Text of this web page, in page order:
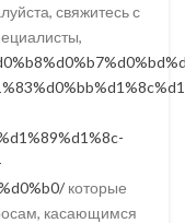
свяжитесь с
которые
касающимся